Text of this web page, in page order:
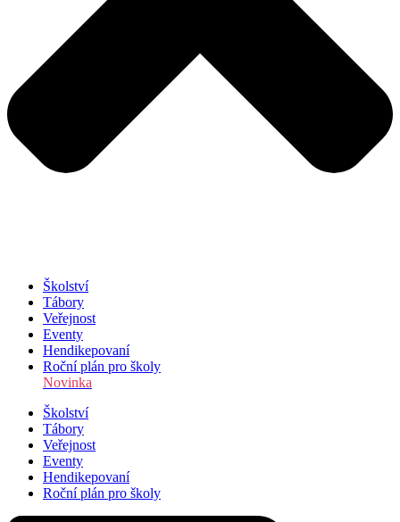
Školství
Tábory
Veřejnost
Eventy
Hendikepovaní
Roční plán pro školy
Novinka
Školství
Tábory
Veřejnost
Eventy
Hendikepovaní
Roční plán pro školy